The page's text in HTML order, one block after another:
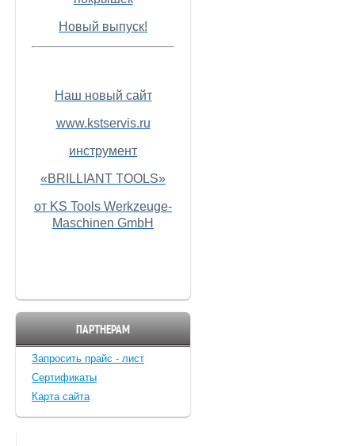
Новый выпуск!
Наш новый сайт
www.kstservis.ru
инструмент
«BRILLIANT TOOLS»
от KS Tools Werkzeuge-
Maschinen GmbH
ПАРТНЕРАМ
Запросить прайс - лист
Cертификаты
Карта сайта